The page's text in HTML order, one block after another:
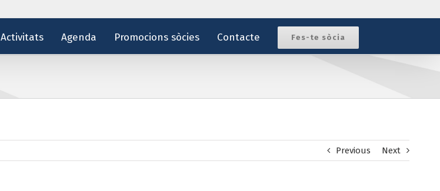
Activitats Agenda Promocions sòcies Contacte Fes-te sòcia
Previous Next